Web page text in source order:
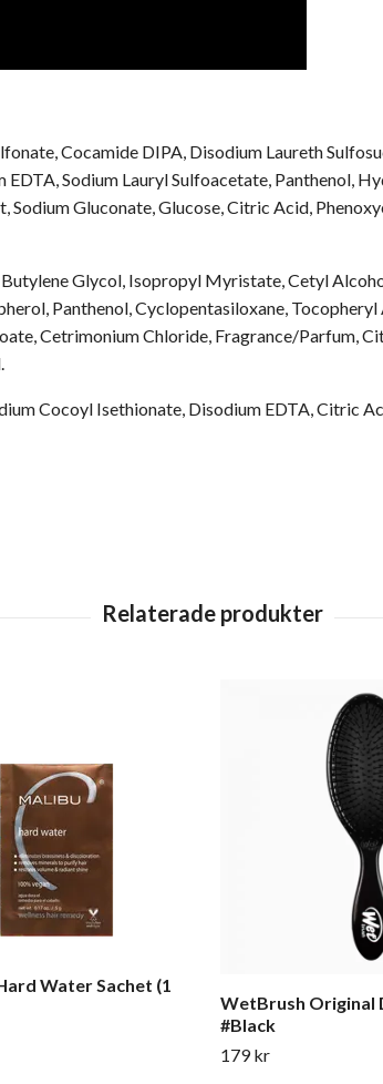
Cocamide DIPA, Disodium Laureth
Sodium Lauryl Sulfoacetate, Panthenol,
Gluconate, Glucose, Citric Acid,
Glycol, Isopropyl Myristate, Cetyl
Panthenol, Cyclopentasiloxane,
Cetrimonium Chloride, Fragrance/Parfum,
Cocoyl Isethionate, Disodium EDTA, Citric
Water Sachet (1
WetBrush Original
#Black
179 kr